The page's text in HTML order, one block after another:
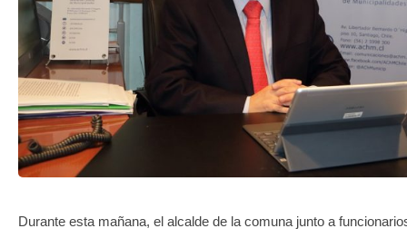
APP MÓVIL
TRANSPARENCIA
Durante esta mañana, el alcalde de la comuna junto a